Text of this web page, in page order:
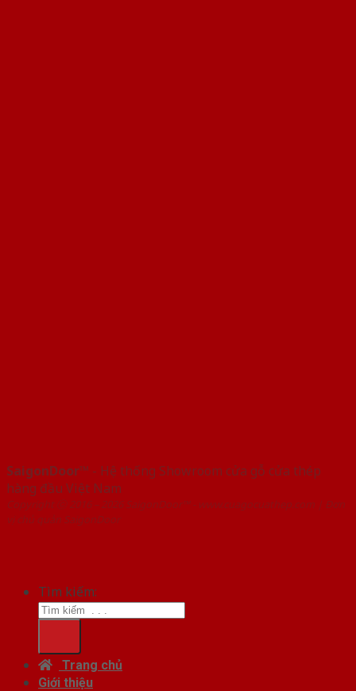
SaigonDoor™ - Hệ thống Showroom cửa gỗ cửa thép
hàng đầu Việt Nam
Copyright ⓒ 2016 – 2026 SaigonDoor™ - www.cuagocuathep.com | Đơn
vị chủ quản SaigonDoor
Tìm kiếm:
Trang chủ
Giới thiệu